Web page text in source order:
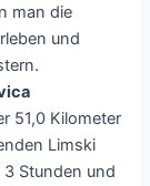
man die
und
51,0 Kilometer
Limski
Stunden und